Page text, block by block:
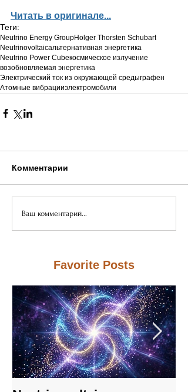
Читать в оригинале...
Теги:
Neutrino Energy GroupHolger Thorsten Schubart
Neutrinovoltaicальтернативная энергетика
Neutrino Power Cubeкосмическое излучение
возобновляемая энергетика
Электрический ток из окружающей средыграфен
Атомные вибрацииэлектромобили
Комментарии
Ваш комментарий...
Favorite Posts